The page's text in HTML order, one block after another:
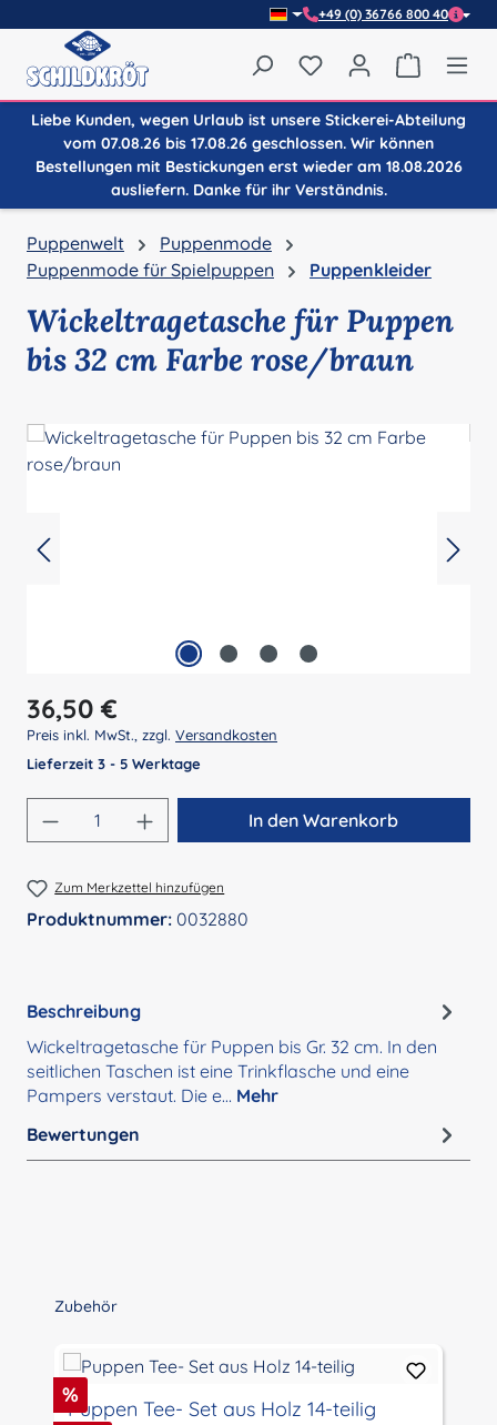
+49 (0) 36766 800 40
Du hast 0 Produkte
Liebe Kunden, wegen Urlaub ist unsere Stickerei-Abteilung
vom 07.08.26 bis 17.08.26 geschlossen. Wir können
Bestellungen mit Bestickungen erst wieder am 18.08.2026
ausliefern. Danke für ihr Verständnis.
Puppenwelt
Puppenmode
Puppenmode für Spielpuppen
Puppenkleider
Wickeltragetasche für Puppen
bis 32 cm Farbe rose/braun
Regulärer Preis:
36,50 €
Preis inkl. MwSt., zzgl. Versandkosten
Lieferzeit 3 - 5 Werktage
Produkt Anzahl: Gib den gewünschten
In den Warenkorb
Zum Merkzettel hinzufügen
Produktnummer: 0032880
Beschreibung
Wickeltragetasche für Puppen bis Gr. 32 cm. In den
seitlichen Taschen ist eine Trinkflasche und eine
Pampers verstaut. Die e… Mehr
Bewertungen
Produktgalerie überspringen
Zubehör
Rabatt
%
Puppen Tee- Set aus Holz 14-teilig